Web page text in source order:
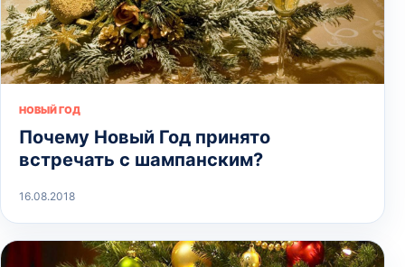
НОВЫЙ ГОД
Почему Новый Год принято
встречать с шампанским?
16.08.2018